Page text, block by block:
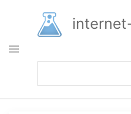
основному
содержанию